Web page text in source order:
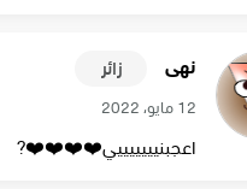
نهى زائر
12 مايو، 2022
اعجبنيييييييي⁦❤️⁩⁦❤️⁩⁦❤️⁩⁦❤️⁩?